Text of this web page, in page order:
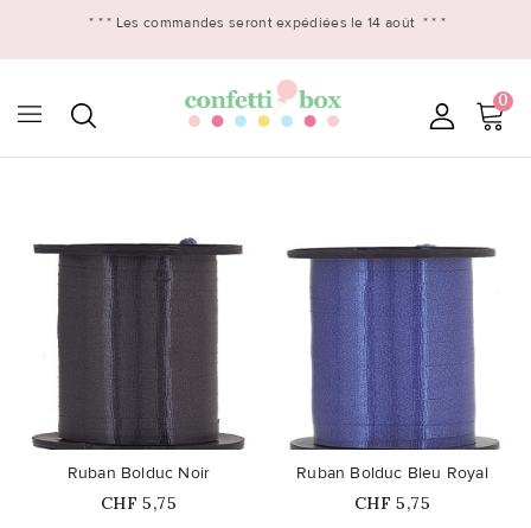
* * * Les commandes seront expédiées le 14 août * * *
0
Ruban Bolduc Noir
Prix
CHF 5,75
Ruban Bolduc Bleu Royal
Prix
CHF 5,75